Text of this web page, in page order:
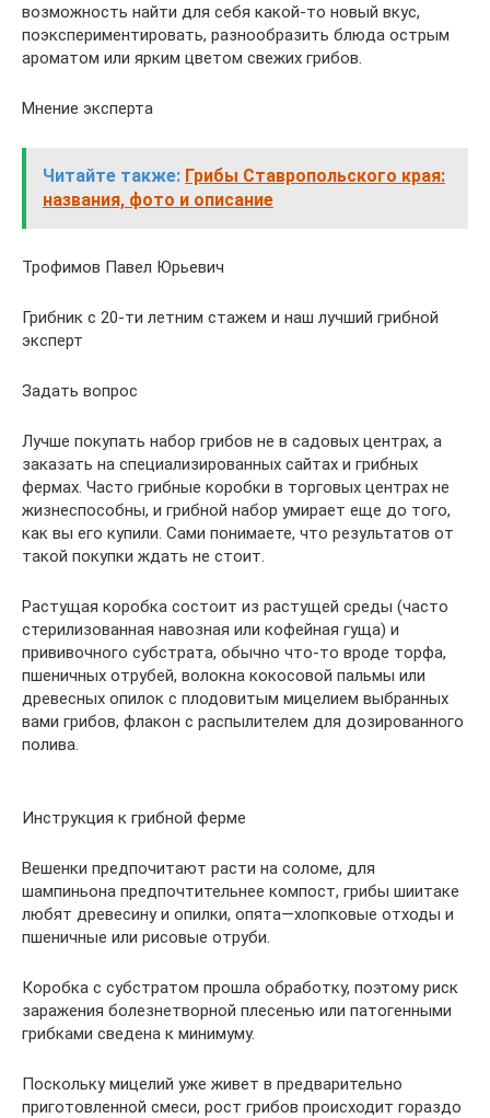
возможность найти для себя какой-то новый вкус,
поэкспериментировать, разнообразить блюда острым
ароматом или ярким цветом свежих грибов.
Мнение эксперта
Читайте также: Грибы Ставропольского края:
названия, фото и описание
Трофимов Павел Юрьевич
Грибник с 20-ти летним стажем и наш лучший грибной
эксперт
Задать вопрос
Лучше покупать набор грибов не в садовых центрах, а
заказать на специализированных сайтах и грибных
фермах. Часто грибные коробки в торговых центрах не
жизнеспособны, и грибной набор умирает еще до того,
как вы его купили. Сами понимаете, что результатов от
такой покупки ждать не стоит.
Растущая коробка состоит из растущей среды (часто
стерилизованная навозная или кофейная гуща) и
прививочного субстрата, обычно что-то вроде торфа,
пшеничных отрубей, волокна кокосовой пальмы или
древесных опилок с плодовитым мицелием выбранных
вами грибов, флакон с распылителем для дозированного
полива.
Инструкция к грибной ферме
Вешенки предпочитают расти на соломе, для
шампиньона предпочтительнее компост, грибы шиитаке
любят древесину и опилки, опята—хлопковые отходы и
пшеничные или рисовые отруби.
Коробка с субстратом прошла обработку, поэтому риск
заражения болезнетворной плесенью или патогенными
грибками сведена к минимуму.
Поскольку мицелий уже живет в предварительно
приготовленной смеси, рост грибов происходит гораздо